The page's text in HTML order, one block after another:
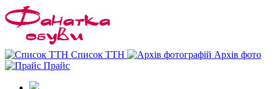
Список ТТН
Архів фото
Прайс